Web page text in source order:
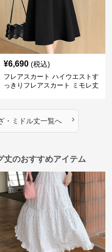
¥6,690 (税込)
フレアスカート ハイウエストす
っきりフレアスカート ミモレ丈
・ミドル丈一覧へ ›
丈のおすすめアイテム